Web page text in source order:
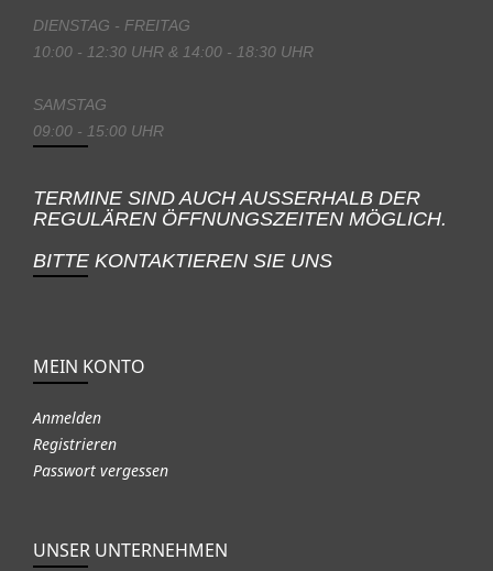
DIENSTAG - FREITAG
10:00 - 12:30 UHR & 14:00 - 18:30 UHR
SAMSTAG
09:00 - 15:00 UHR
TERMINE SIND AUCH AUSSERHALB DER
REGULÄREN ÖFFNUNGSZEITEN MÖGLICH.
BITTE KONTAKTIEREN SIE UNS
MEIN KONTO
Anmelden
Registrieren
Passwort vergessen
UNSER UNTERNEHMEN